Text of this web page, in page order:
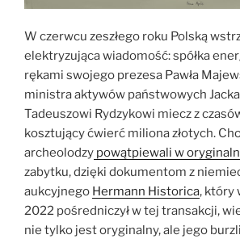
W czerwcu zeszłego roku Polską
elektryzująca wiadomość: spółka
rękami swojego prezesa Pawła
ministra aktywów państwowych Jacka
Tadeuszowi Rydzykowi miecz z
kosztujący ćwierć miliona złotych.
archeolodzy powątpiewali w
zabytku, dzięki dokumentom z
aukcyjnego Hermann Historica, który
2022 pośredniczył w tej transakcji,
nie tylko jest oryginalny, ale jego